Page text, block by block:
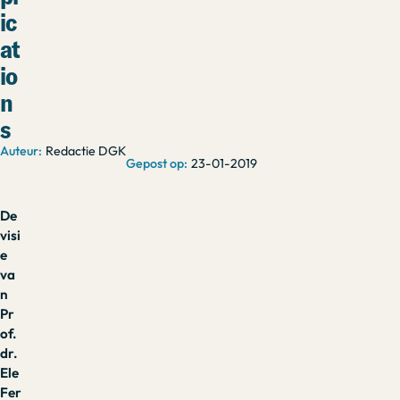
ic
at
io
n
s
Redactie DGK
23-01-2019
De
visi
e
va
n
Pr
of.
dr.
Ele
Fer